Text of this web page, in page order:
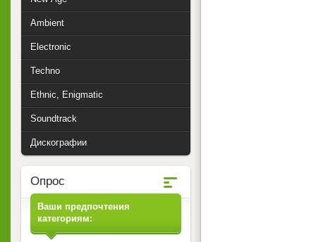
Ambient
Electronic
Techno
Ethnic, Enigmatic
Soundtrack
Дискографии
Опрос
Ваши предпочтения
категориям: